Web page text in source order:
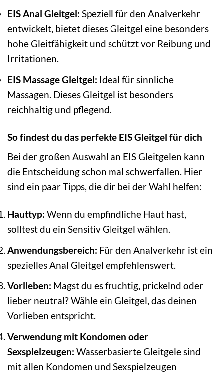
EIS Anal Gleitgel: Speziell für den Analverkehr
entwickelt, bietet dieses Gleitgel eine besonders
hohe Gleitfähigkeit und schützt vor Reibung und
Irritationen.
EIS Massage Gleitgel: Ideal für sinnliche
Massagen. Dieses Gleitgel ist besonders
reichhaltig und pflegend.
So findest du das perfekte EIS Gleitgel für dich
Bei der großen Auswahl an EIS Gleitgelen kann
die Entscheidung schon mal schwerfallen. Hier
sind ein paar Tipps, die dir bei der Wahl helfen:
Hauttyp: Wenn du empfindliche Haut hast,
solltest du ein Sensitiv Gleitgel wählen.
Anwendungsbereich: Für den Analverkehr ist ein
spezielles Anal Gleitgel empfehlenswert.
Vorlieben: Magst du es fruchtig, prickelnd oder
lieber neutral? Wähle ein Gleitgel, das deinen
Vorlieben entspricht.
Verwendung mit Kondomen oder
Sexspielzeugen: Wasserbasierte Gleitgele sind
mit allen Kondomen und Sexspielzeugen